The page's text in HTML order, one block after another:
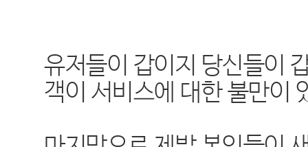
유저들이 갑이지 당신들이
객이 서비스에 대한 불만이